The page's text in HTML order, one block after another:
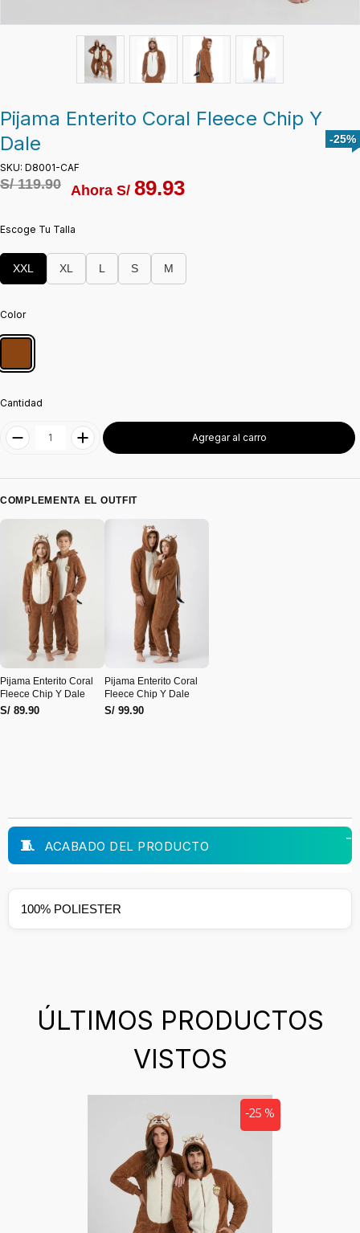
Pijama Enterito Coral Fleece Chip Y
Dale
SKU: D8001-CAF
S/119.90 Ahora S/ 89.93
-25%
Escoge Tu Talla
XXL XL L S M
Color
Cantidad
Agregar al carro
COMPLEMENTA EL OUTFIT
Pijama Enterito Coral
Fleece Chip Y Dale
S/ 89.90
Pijama Enterito Coral
Fleece Chip Y Dale
S/ 99.90
ACABADO DEL PRODUCTO
100% POLIESTER
ÚLTIMOS PRODUCTOS
VISTOS
-25 %